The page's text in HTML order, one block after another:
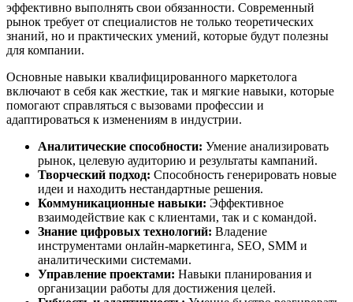
эффективно выполнять свои обязанности. Современный
рынок требует от специалистов не только теоретических
знаний, но и практических умений, которые будут полезны
для компании.
Основные навыки квалифицированного маркетолога
включают в себя как жесткие, так и мягкие навыки, которые
помогают справляться с вызовами профессии и
адаптироваться к изменениям в индустрии.
Аналитические способности: Умение анализировать
рынок, целевую аудиторию и результаты кампаний.
Творческий подход: Способность генерировать новые
идеи и находить нестандартные решения.
Коммуникационные навыки: Эффективное
взаимодействие как с клиентами, так и с командой.
Знание цифровых технологий: Владение
инструментами онлайн-маркетинга, SEO, SMM и
аналитическими системами.
Управление проектами: Навыки планирования и
организации работы для достижения целей.